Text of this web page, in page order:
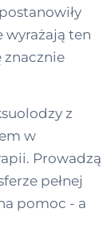
wyrażają ten
znacznie
z
w
Prowadzą
pełnej
pomoc - a